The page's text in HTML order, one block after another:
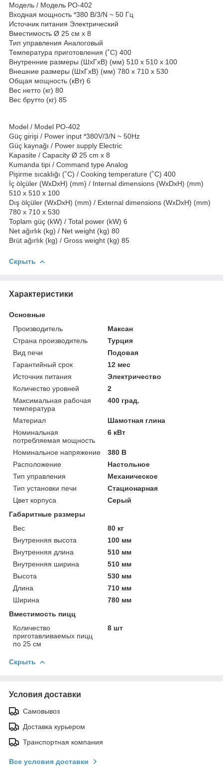
Модель / Модель PO-402
Входная мощность *380 В/3/N ~ 50 Гц
Источник питания Электрический
Вместимость Ø 25 см x 8
Тип управления Аналоговый
Температура приготовления (˚C) 400
Внутренние размеры (ШxГxВ) (мм) 510 x 510 x 100
Внешние размеры (ШxГxВ) (мм) 780 x 710 x 530
Общая мощность (кВт) 6
Вес нетто (кг) 80
Вес брутто (кг) 85
Model / Model PO-402
Güç girişi / Power input *380V/3/N ~ 50Hz
Güç kaynağı / Power supply Electric
Kapasite / Capacity Ø 25 cm x 8
Kumanda tipi / Command type Analog
Pişirme sıcaklığı (˚C) / Cooking temperature (˚C) 400
İç ölçüler (WxDxH) (mm) / Internal dimensions (WxDxH) (mm)
510 x 510 x 100
Dış ölçüler (WxDxH) (mm) / External dimensions (WxDxH) (mm)
780 x 710 x 530
Toplam güç (kW) / Total power (kW) 6
Net ağırlık (kg) / Net weight (kg) 80
Brüt ağırlık (kg) / Gross weight (kg) 85
Скрыть
Характеристики
Основные
Производитель
Максан
Страна производитель
Турция
Вид печи
Подовая
Гарантийный срок
12 мес
Источник питания
Электричество
Количество уровней
2
Максимальная рабочая
температура
400 град.
Материал
Шамотная глина
Номинальная
потребляемая мощность
6 кВт
Номинальное напряжение
380 В
Расположение
Настольное
Тип управления
Механическое
Тип установки печи
Стационарная
Цвет корпуса
Серый
Габаритные размеры
Вес
80 кг
Внутренняя высота
100 мм
Внутренняя длина
510 мм
Внутренняя ширина
510 мм
Высота
530 мм
Длина
710 мм
Ширина
780 мм
Вместимость пицц
Количество
приготавливаемых пицц
по 25 см
8 шт
Скрыть
Условия доставки
Самовывоз
Доставка курьером
Транспортная компания
Все условия доставки